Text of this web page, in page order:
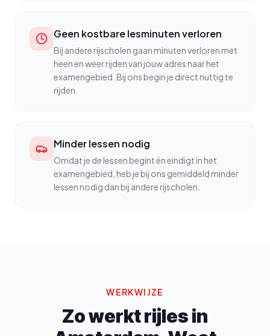
Geen kostbare lesminuten verloren
Bij andere rijscholen gaan minuten verloren met
heen en weer rijden van jouw adres naar het
examengebied. Bij ons begin je direct nuttig te
rijden.
Minder lessen nodig
Omdat je de lessen begint én eindigt in het
examengebied, heb je bij ons gemiddeld minder
lessen nodig dan bij andere rijscholen.
WERKWIJZE
Zo werkt rijles in